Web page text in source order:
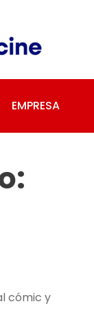
EMPRESA
cómic y